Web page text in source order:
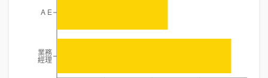
A E
業務
經理